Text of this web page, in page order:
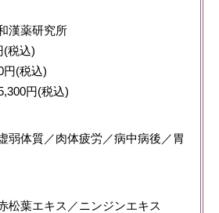
漢薬研究所
税込)
(税込)
円(税込)
弱体質／肉体疲労／病中病後／胃
松葉エキス／ニンジンエキス